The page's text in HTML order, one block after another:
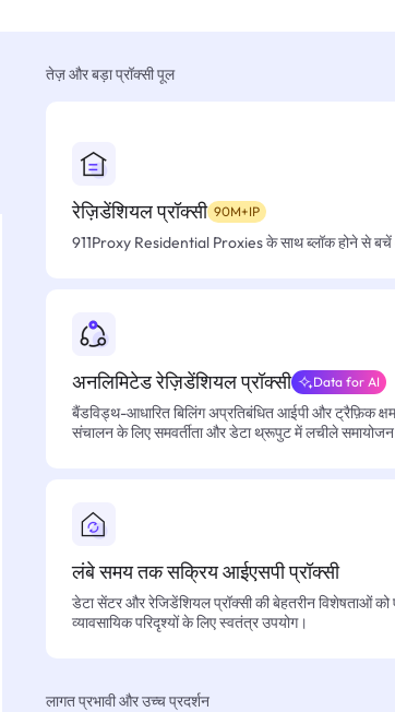
तेज़ और बड़ा प्रॉक्सी पूल
रेज़िडेंशियल प्रॉक्सी 90M+IP
911Proxy Residential Proxies के साथ ब्लॉक होने से बचें
अनलिमिटेड रेज़िडेंशियल प्रॉक्सी Data for AI
बैंडविड्थ-आधारित बिलिंग अप्रतिबंधित आईपी और ट्रैफ़िक
संचालन के लिए समवर्तीता और डेटा थ्रूपुट में लचीले समायोजन
लंबे समय तक सक्रिय आईएसपी प्रॉक्सी
डेटा सेंटर और रेजिडेंशियल प्रॉक्सी की बेहतरीन विशेषताओं
व्यावसायिक परिदृश्यों के लिए स्वतंत्र उपयोग।
लागत प्रभावी और उच्च प्रदर्शन